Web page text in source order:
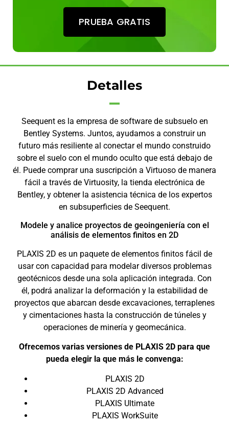
PRUEBA GRATIS
Detalles
Seequent es la empresa de software de subsuelo en
Bentley Systems. Juntos, ayudamos a construir un
futuro más resiliente al conectar el mundo construido
sobre el suelo con el mundo oculto que está debajo de
él. Puede comprar una suscripción a Virtuoso de manera
fácil a través de Virtuosity, la tienda electrónica de
Bentley, y obtener la asistencia técnica de los expertos
en subsuperficies de Seequent.
Modele y analice proyectos de geoingeniería con el
análisis de elementos finitos en 2D
PLAXIS 2D es un paquete de elementos finitos fácil de
usar con capacidad para modelar diversos problemas
geotécnicos desde una sola aplicación integrada. Con
él, podrá analizar la deformación y la estabilidad de
proyectos que abarcan desde excavaciones, terraplenes
y cimentaciones hasta la construcción de túneles y
operaciones de minería y geomecánica.
Ofrecemos varias versiones de PLAXIS 2D para que
pueda elegir la que más le convenga:
PLAXIS 2D
PLAXIS 2D Advanced
PLAXIS Ultimate
PLAXIS WorkSuite